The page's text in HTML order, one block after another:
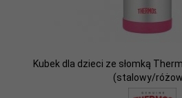
Kubek dla dzieci ze słomką
(stalowy/